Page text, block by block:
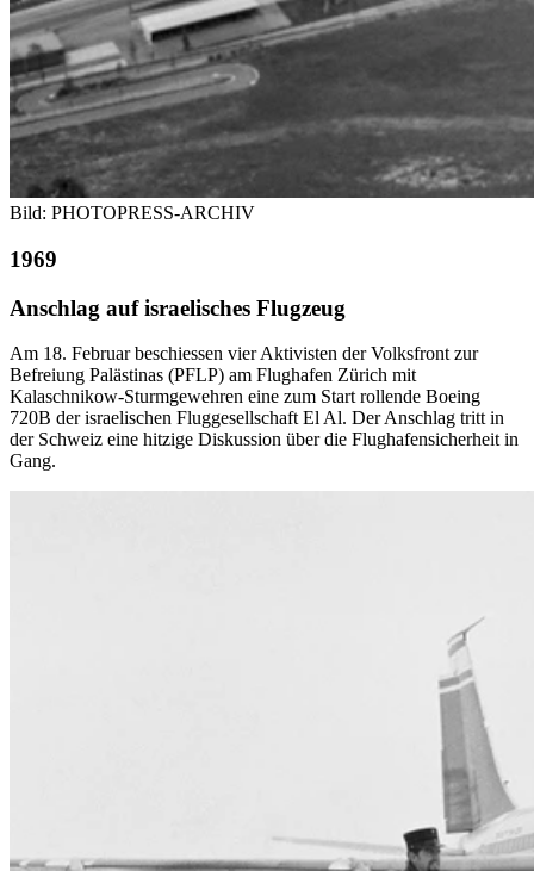
Bild: PHOTOPRESS-ARCHIV
1969
Anschlag auf israelisches Flugzeug
Am 18. Februar beschiessen vier Aktivisten der Volksfront zur
Befreiung Palästinas (PFLP) am Flughafen Zürich mit
Kalaschnikow-Sturmgewehren eine zum Start rollende Boeing
720B der israelischen Fluggesellschaft El Al. Der Anschlag tritt in
der Schweiz eine hitzige Diskussion über die Flughafensicherheit in
Gang.